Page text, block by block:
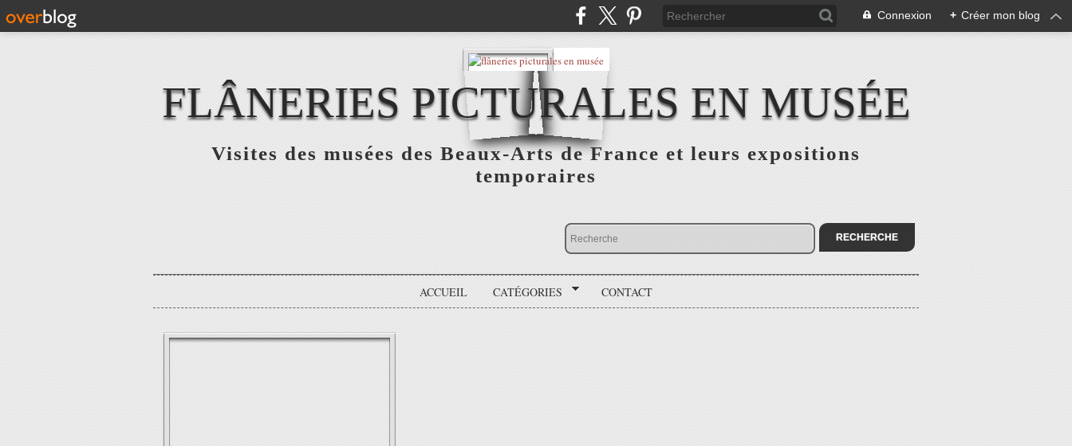
Connexion + Créer mon blog
FLÂNERIES PICTURALES EN MUSÉE
Visites des musées des Beaux-Arts de France et leurs expositions
temporaires
ACCUEIL CATÉGORIES CONTACT